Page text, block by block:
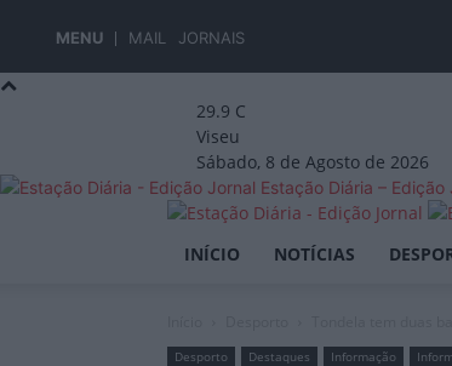
MENU MAIL JORNAIS
29.9 C
Viseu
Sábado, 8 de Agosto de 2026
Estação Diária – Edição
INÍCIO NOTÍCIAS
Desporto Destaques Informação